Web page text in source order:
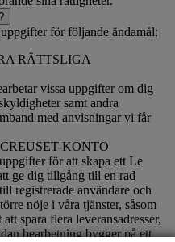
för följande ändamål:
RÄTTSLIGA
vissa uppgifter om dig
samt andra
med anvisningar vi får
KONTO
för att skapa ett Le
ge dig tillgång till en rad
registrerade användare och
nöje i våra tjänster, såsom
spara flera leveransadresser,
bearbetning bygger på ett